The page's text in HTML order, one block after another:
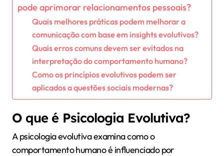
pode aprimorar relacionamentos pessoais?
Quais melhores práticas podem melhorar a
comunicação com base em insights evolutivos?
Quais erros comuns devem ser evitados na
interpretação do comportamento humano?
Como os princípios evolutivos podem ser
aplicados a questões sociais modernas?
O que é Psicologia Evolutiva?
A psicologia evolutiva examina como o
comportamento humano é influenciado por